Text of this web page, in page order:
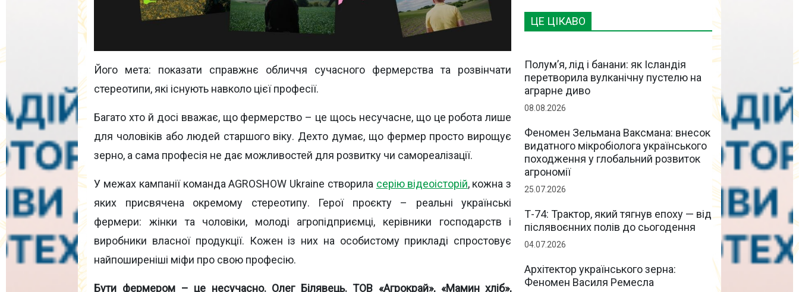
ЦЕ ЦІКАВО
Полум’я, лід і банани: як Ісландія
перетворила вулканічну пустелю на
аграрне диво
08.08.2026
Феномен Зельмана Ваксмана: внесок
видатного мікробіолога українського
походження у глобальний розвиток
агрономії
25.07.2026
Т-74: Трактор, який тягнув епоху — від
післявоєнних полів до сьогодення
04.07.2026
Архітектор українського зерна:
Феномен Василя Ремесла
Його мета: показати справжнє обличчя сучасного фермерства та розвінчати
стереотипи, які існують навколо цієї професії.
Багато хто й досі вважає, що фермерство – це щось несучасне, що це робота лише
для чоловіків або людей старшого віку. Дехто думає, що фермер просто вирощує
зерно, а сама професія не дає можливостей для розвитку чи самореалізації.
У межах кампанії команда AGROSHOW Ukraine створила серію відеоісторій, кожна з
яких присвячена окремому стереотипу. Герої проєкту – реальні українські
фермери: жінки та чоловіки, молоді агропідприємці, керівники господарств і
виробники власної продукції. Кожен із них на особистому прикладі спростовує
найпоширеніші міфи про свою професію.
Бути фермером – це несучасно. Олег Білявець. ТОВ «Агрокрай», «Мамин хліб»,